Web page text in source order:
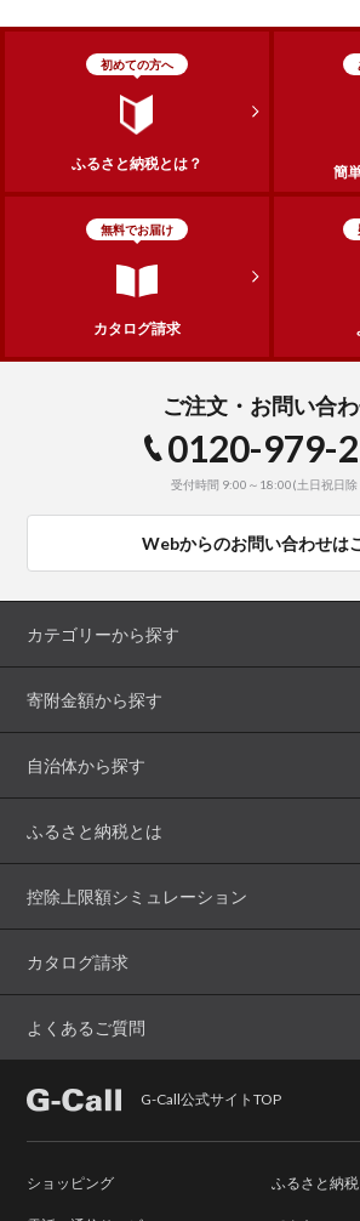
初めての方へ
ふるさと納税とは？ 簡
無料でお届け
カタログ請求
ご注文・お問い合
0120-979-
受付時間 9:00～18:00(土日祝日除
Webからのお問い合わせは
カテゴリーから探す
寄附金額から探す
自治体から探す
ふるさと納税とは
控除上限額シミュレーション
カタログ請求
よくあるご質問
G-Call公式サイトTOP
ショッピング ふるさと納税